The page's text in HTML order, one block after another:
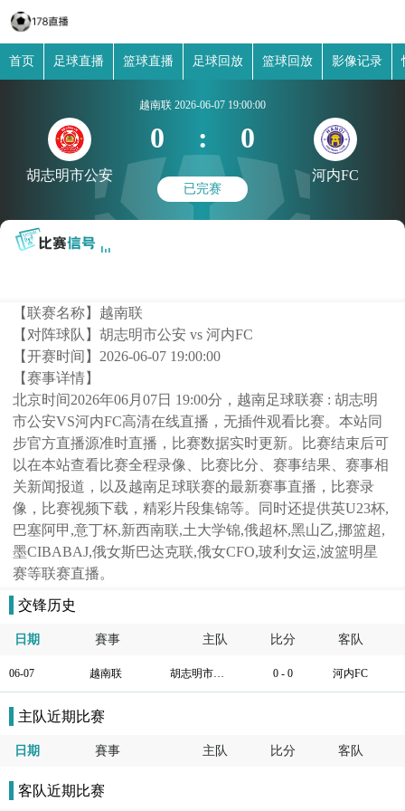
首页 足球直播 篮球直播 足球回放 篮球回放 影像记录
胡志明市公安
越南联 2026-06-07 19:00:00
0 : 0
已完赛
河内FC
【联赛名称】 越南联
【对阵球队】胡志明市公安 vs 河内FC
【开赛时间】 2026-06-07 19:00:00
【赛事详情】
北京时间2026年06月07日 19:00分，越南足球联赛 : 胡志明
市公安VS河内FC高清在线直播，无插件观看比赛。本站同
步官方直播源准时直播，比赛数据实时更新。比赛结束后可
以在本站查看比赛全程录像、比赛比分、赛事结果、赛事相
关新闻报道，以及越南足球联赛的最新赛事直播，比赛录
像，比赛视频下载，精彩片段集锦等。同时还提供英U23杯,
巴塞阿甲,意丁杯,新西南联,土大学锦,俄超杯,黑山乙,挪篮超,
墨CIBABAJ,俄女斯巴达克联,俄女CFO,玻利女运,波篮明星
赛等联赛直播。
交锋历史
日期 賽事 主队 比分 客队
06-07 越南联 胡志明市公安 0 - 0 河内FC
主队近期比赛
日期 賽事 主队 比分 客队
客队近期比赛